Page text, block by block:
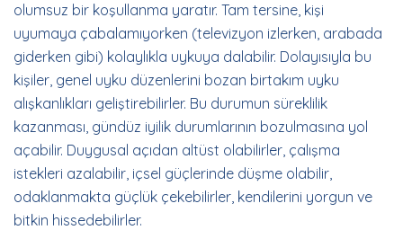
olumsuz bir koşullanma yaratır. Tam tersine, kişi
uyumaya çabalamıyorken (televizyon izlerken, arabada
giderken gibi) kolaylıkla uykuya dalabilir. Dolayısıyla bu
kişiler, genel uyku düzenlerini bozan birtakım uyku
alışkanlıkları geliştirebilirler. Bu durumun süreklilik
kazanması, gündüz iyilik durumlarının bozulmasına yol
açabilir. Duygusal açıdan altüst olabilirler, çalışma
istekleri azalabilir, içsel güçlerinde düşme olabilir,
odaklanmakta güçlük çekebilirler, kendilerini yorgun ve
bitkin hissedebilirler.